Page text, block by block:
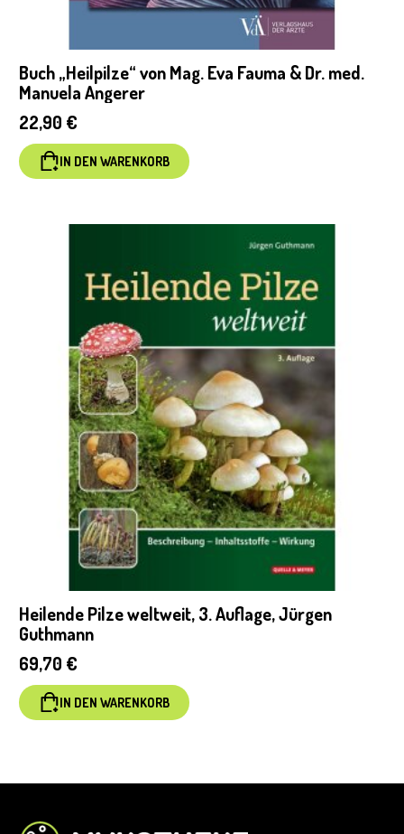
Buch „Heilpilze“ von Mag. Eva Fauma & Dr. med.
Manuela Angerer
22,90 €
IN DEN WARENKORB
Heilende Pilze weltweit, 3. Auflage, Jürgen
Guthmann
69,70 €
IN DEN WARENKORB